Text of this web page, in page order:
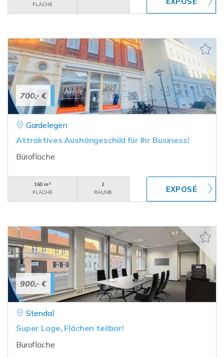
FLÄCHE
700,- €
Gardelegen
Attraktives Aushängeschild für Ihr Business!
Bürofläche
160 m²
FLÄCHE
2
RÄUME
900,- €
Stendal
Super Lage, Flächen teilbar!
Bürofläche